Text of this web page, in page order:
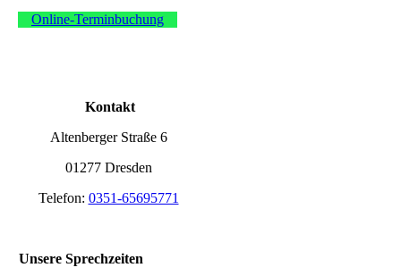
Online-Terminbuchung
Kontakt
Altenberger Straße 6
01277 Dresden
Telefon: 0351-65695771
Unsere Sprechzeiten